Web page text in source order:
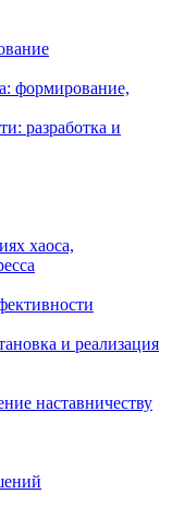
формирование,
разработка и
хаоса,
и реализация
наставничеству